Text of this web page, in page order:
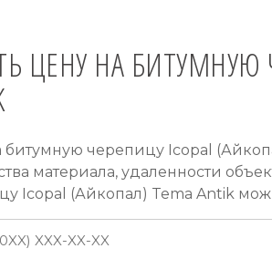
ЦЕНУ НА БИТУМНУЮ
битумную черепицу Icopal
материала, удаленности
Icopal (Айкопал) Tema Antik